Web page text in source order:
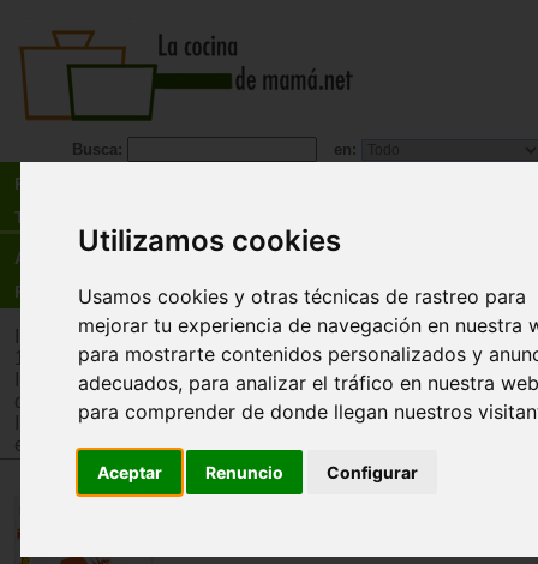
Utilizamos cookies
Usamos cookies y otras técnicas de rastreo para
mejorar tu experiencia de navegación en nuestra
para mostrarte contenidos personalizados y
adecuados, para analizar el tráfico en nuestra
para comprender de donde llegan nuestros
Aceptar Renuncio Configurar
Busca: en:
Recetas
Tienda
Actualidad
Registro
>Tienda>Juguetes infantiles>Juguetes por edad>
12 años
>Tienda>Juguetes infantiles>Juguetes por edad >
de 12 años
>Tienda>Juguetes infantiles>Juguetes por tipo >
estrategia
Ardillas Voladoras